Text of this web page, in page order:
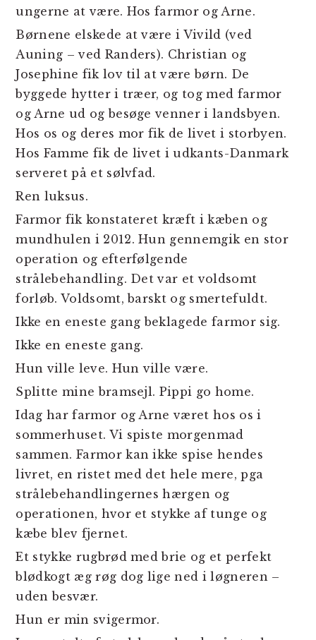
ungerne at være. Hos farmor og Arne.
Børnene elskede at være i Vivild (ved
Auning – ved Randers). Christian og
Josephine fik lov til at være børn. De
byggede hytter i træer, og tog med farmor
og Arne ud og besøge venner i landsbyen.
Hos os og deres mor fik de livet i storbyen.
Hos Famme fik de livet i udkants-Danmark
serveret på et sølvfad.
Ren luksus.
Farmor fik konstateret kræft i kæben og
mundhulen i 2012. Hun gennemgik en stor
operation og efterfølgende
strålebehandling. Det var et voldsomt
forløb. Voldsomt, barskt og smertefuldt.
Ikke en eneste gang beklagede farmor sig.
Ikke en eneste gang.
Hun ville leve. Hun ville være.
Splitte mine bramsejl. Pippi go home.
Idag har farmor og Arne været hos os i
sommerhuset. Vi spiste morgenmad
sammen. Farmor kan ikke spise hendes
livret, en ristet med det hele mere, pga
strålebehandlingernes hærgen og
operationen, hvor et stykke af tunge og
kæbe blev fjernet.
Et stykke rugbrød med brie og et perfekt
blødkogt æg røg dog lige ned i løgneren –
uden besvær.
Hun er min svigermor.